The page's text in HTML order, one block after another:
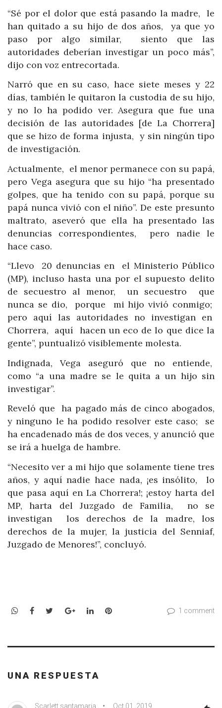
“Sé por el dolor que está pasando la madre, le
han quitado a su hijo de dos años, ya que yo
paso por algo similar, siento que las
autoridades deberían investigar un poco más”,
dijo con voz entrecortada.
Narró que en su caso, hace siete meses y 22
días, también le quitaron la custodia de su hijo,
y no lo ha podido ver. Asegura que fue una
decisión de las autoridades [de La Chorrera]
que se hizo de forma injusta, y sin ningún tipo
de investigación.
Actualmente, el menor permanece con su papá,
pero Vega asegura que su hijo “ha presentado
golpes, que ha tenido con su papá, porque su
papá nunca vivió con el niño”. De este presunto
maltrato, aseveró que ella ha presentado las
denuncias correspondientes, pero nadie le
hace caso.
“Llevo 20 denuncias en el Ministerio Público
(MP), incluso hasta una por el supuesto delito
de secuestro al menor, un secuestro que
nunca se dio, porque mi hijo vivió conmigo;
pero aquí las autoridades no investigan en
Chorrera, aquí hacen un eco de lo que dice la
gente”, puntualizó visiblemente molesta.
Indignada, Vega aseguró que no entiende,
como “a una madre se le quita a un hijo sin
investigar”.
Reveló que ha pagado más de cinco abogados,
y ninguno le ha podido resolver este caso; se
ha encadenado más de dos veces, y anunció que
se irá a huelga de hambre.
“Necesito ver a mi hijo que solamente tiene tres
años, y aquí nadie hace nada, ¡es insólito, lo
que pasa aquí en La Chorrera!; ¡estoy harta del
MP, harta del Juzgado de Familia, no se
investigan los derechos de la madre, los
derechos de la mujer, la justicia del Senniaf,
Juzgado de Menores!”, concluyó.
WhatsApp
Facebook
TwitterGoogle+LinkedInPinterest 1 comment
UNA RESPUESTA
Scarlett santamaria Oct 01, 2019